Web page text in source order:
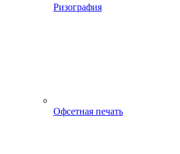
Ризография
Офсетная печать